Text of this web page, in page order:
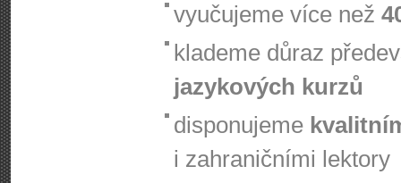
vyučujeme více než
klademe důraz
jazykových kurzů
disponujeme
i zahraničními lektory